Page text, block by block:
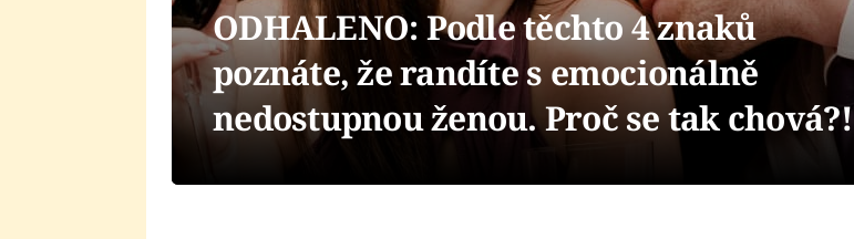
ODHALENO: Podle těchto 4 znaků
poznáte, že randíte s emocionálně
nedostupnou ženou. Proč se tak chová?!